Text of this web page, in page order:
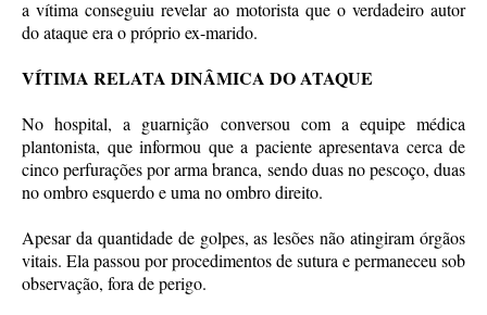
a vítima conseguiu revelar ao motorista que o verdadeiro autor
do ataque era o próprio ex-marido.
VÍTIMA RELATA DINÂMICA DO ATAQUE
No hospital, a guarnição conversou com a equipe médica
plantonista, que informou que a paciente apresentava cerca de
cinco perfurações por arma branca, sendo duas no pescoço, duas
no ombro esquerdo e uma no ombro direito.
Apesar da quantidade de golpes, as lesões não atingiram órgãos
vitais. Ela passou por procedimentos de sutura e permaneceu sob
observação, fora de perigo.